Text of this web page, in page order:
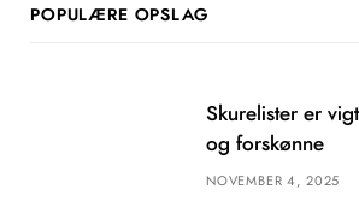
POPULÆRE OPSLAG
Skurelister er
og forskønne
NOVEMBER 4, 2025